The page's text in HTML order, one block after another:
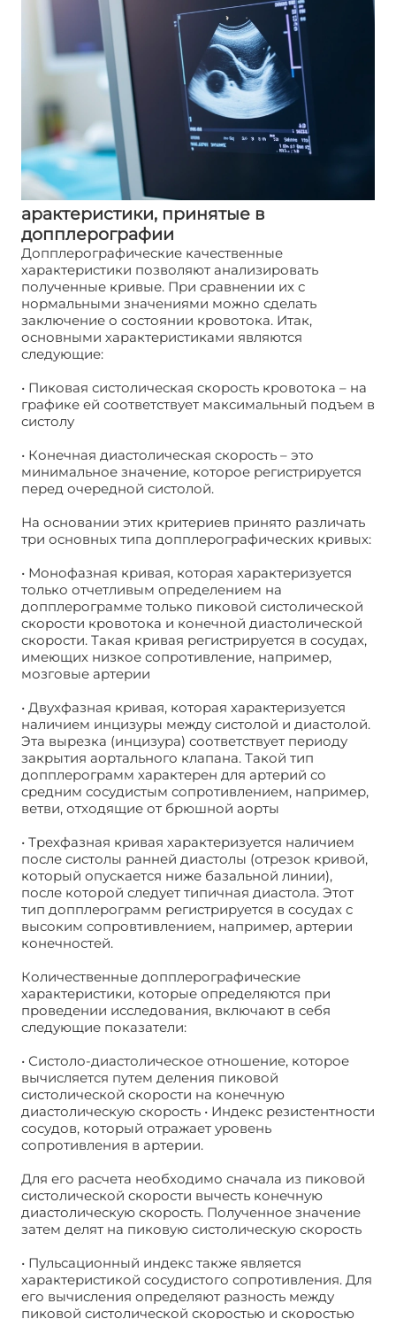
арактеристики, принятые в
допплерографии
Допплерографические качественные
характеристики позволяют анализировать
полученные кривые. При сравнении их с
нормальными значениями можно сделать
заключение о состоянии кровотока. Итак,
основными характеристиками являются
следующие:
• Пиковая систолическая скорость кровотока – на
графике ей соответствует максимальный подъем в
систолу
• Конечная диастолическая скорость – это
минимальное значение, которое регистрируется
перед очередной систолой.
На основании этих критериев принято различать
три основных типа допплерографических кривых:
• Монофазная кривая, которая характеризуется
только отчетливым определением на
допплерограмме только пиковой систолической
скорости кровотока и конечной диастолической
скорости. Такая кривая регистрируется в сосудах,
имеющих низкое сопротивление, например,
мозговые артерии
• Двухфазная кривая, которая характеризуется
наличием инцизуры между систолой и диастолой.
Эта вырезка (инцизура) соответствует периоду
закрытия аортального клапана. Такой тип
допплерограмм характерен для артерий со
средним сосудистым сопротивлением, например,
ветви, отходящие от брюшной аорты
• Трехфазная кривая характеризуется наличием
после систолы ранней диастолы (отрезок кривой,
который опускается ниже базальной линии),
после которой следует типичная диастола. Этот
тип допплерограмм регистрируется в сосудах с
высоким сопровтивлением, например, артерии
конечностей.
Количественные допплерографические
характеристики, которые определяются при
проведении исследования, включают в себя
следующие показатели:
• Систоло-диастолическое отношение, которое
вычисляется путем деления пиковой
систолической скорости на конечную
диастолическую скорость • Индекс резистентности
сосудов, который отражает уровень
сопротивления в артерии.
Для его расчета необходимо сначала из пиковой
систолической скорости вычесть конечную
диастолическую скорость. Полученное значение
затем делят на пиковую систолическую скорость
• Пульсационный индекс также является
характеристикой сосудистого сопротивления. Для
его вычисления определяют разность между
пиковой систолической скоростью и скоростью